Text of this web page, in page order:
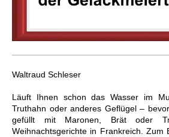
Waltraud Schleser
Läuft Ihnen schon das Wasser im
Truthahn oder anderes Geflügel –
gefüllt mit Maronen, Brät oder
Weihnachtsgerichte in Frankreich. Zum